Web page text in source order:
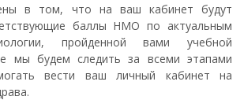
в том, что на ваш кабинет будут
баллы НМО по актуальным
пройденной вами учебной
мы будем следить за всеми этапами
вести ваш личный кабинет на